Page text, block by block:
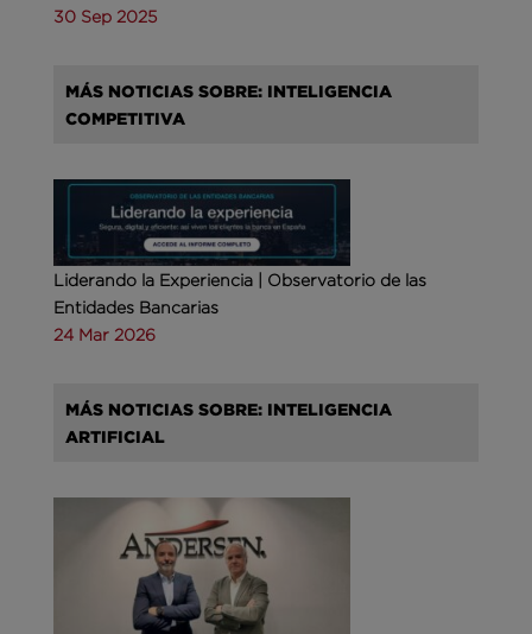
30 Sep 2025
MÁS NOTICIAS SOBRE: INTELIGENCIA
COMPETITIVA
Liderando la Experiencia | Observatorio de las
Entidades Bancarias
24 Mar 2026
MÁS NOTICIAS SOBRE: INTELIGENCIA
ARTIFICIAL